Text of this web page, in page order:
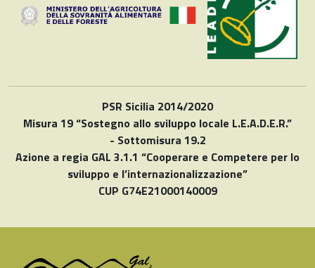
PSR Sicilia 2014/2020
Misura 19 “Sostegno allo sviluppo locale L.E.A.D.E.R.”
- Sottomisura 19.2
Azione a regia GAL 3.1.1 “Cooperare e Competere per lo
sviluppo e l’internazionalizzazione”
CUP G74E21000140009